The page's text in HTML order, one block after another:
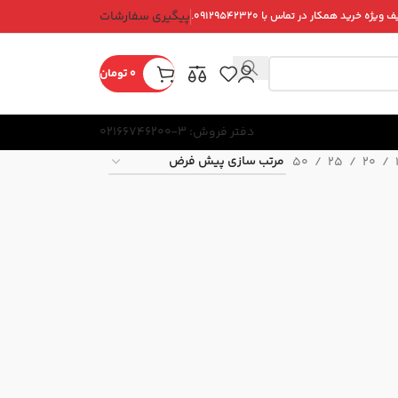
خرید همکار در تماس با ۰۹۱۲۹۵۴۲۳۲۰. پیگیری سفارشات
0 تومان
دفتر فروش: 3-02166746200
20
25
50